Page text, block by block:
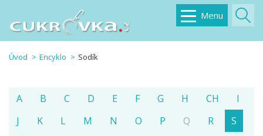
Menu
Úvod Encyklo Sodík
A B C D E F G H CH
I
J
K L M N O P Q R
S